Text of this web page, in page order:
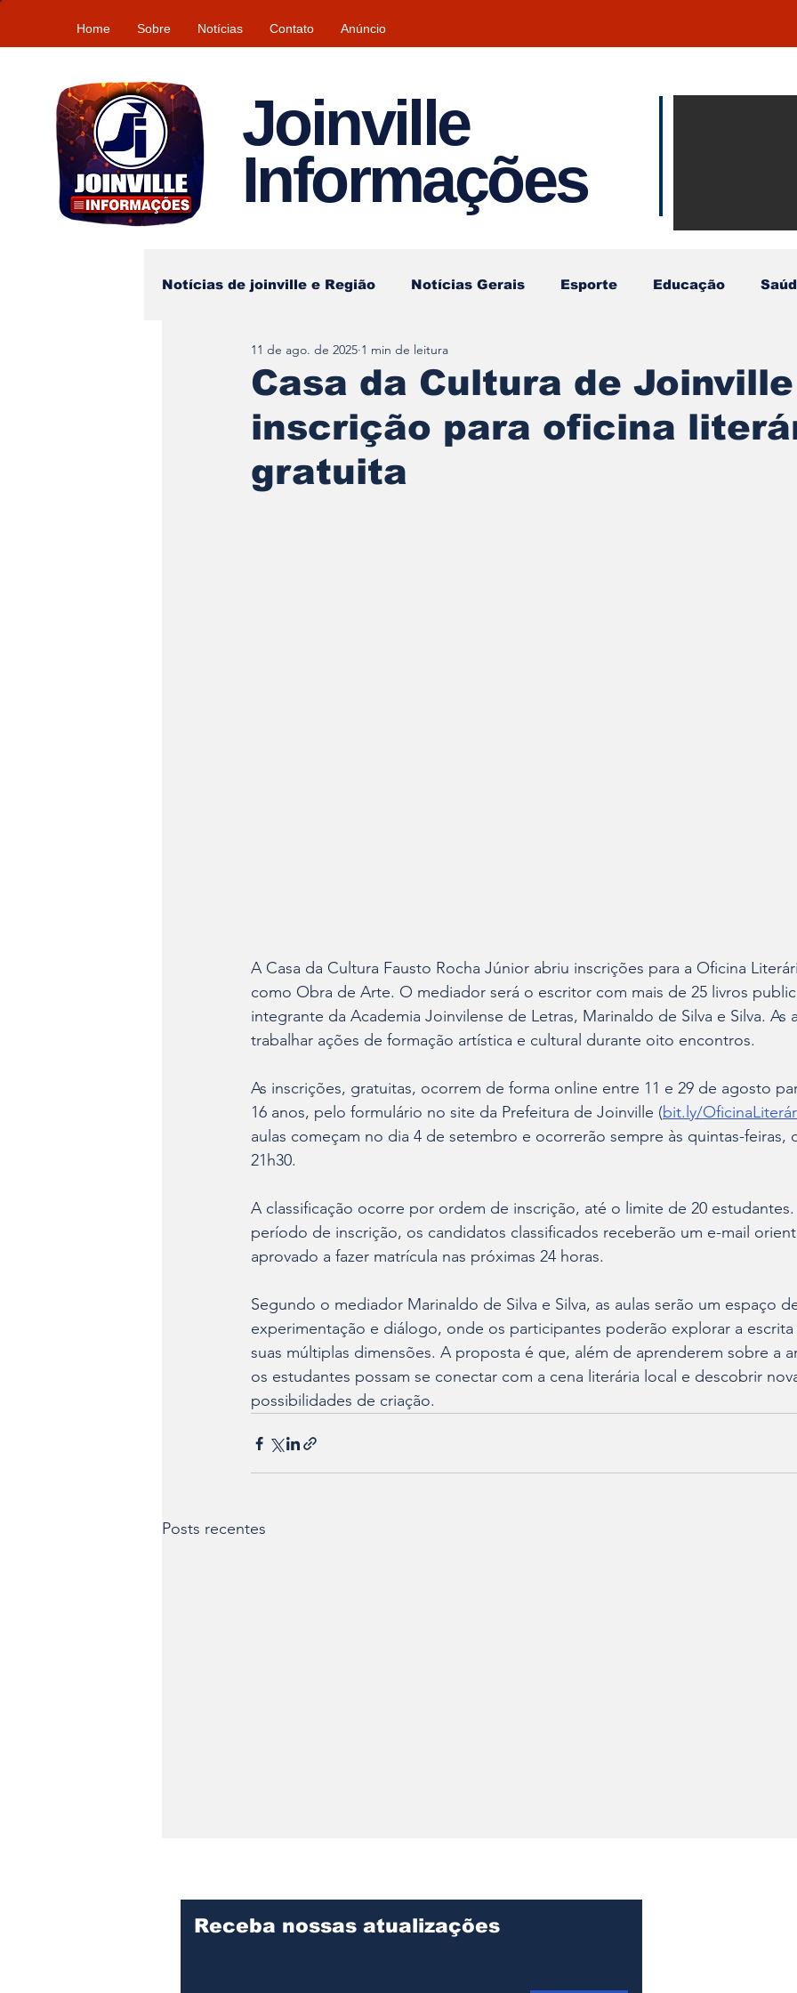
Home Sobre Notícias Contato Anúncio
Joinville
Informações
Notícias de joinville e Região Notícias Gerais Esporte Educação
Tempo\clima
Casa da Cultura de
inscrição para oficina
gratuita
11 de ago. de 2025 1 min de leitura
A Casa da Cultura Fausto Rocha Júnior abriu inscrições para a Oficina
como Obra de Arte. O mediador será o escritor com mais de 25 livros
integrante da Academia Joinvilense de Letras, Marinaldo de Silva e Silva. As
trabalhar ações de formação artística e cultural durante oito encontros.
As inscrições, gratuitas, ocorrem de forma online entre 11 e 29 de agosto
16 anos, pelo formulário no site da Prefeitura de Joinville (bit.ly/
aulas começam no dia 4 de setembro e ocorrerão sempre às quintas-feiras,
21h30.
A classificação ocorre por ordem de inscrição, até o limite de 20
período de inscrição, os candidatos classificados receberão um e-mail
aprovado a fazer matrícula nas próximas 24 horas.
Segundo o mediador Marinaldo de Silva e Silva, as aulas serão um espaço
experimentação e diálogo, onde os participantes poderão explorar a
suas múltiplas dimensões. A proposta é que, além de aprenderem sobre a
os estudantes possam se conectar com a cena literária local e descobrir
possibilidades de criação.
Posts recentes
Receba nossas atualizações